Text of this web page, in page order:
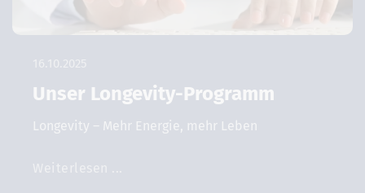
Unser Longevity-Programm
Longevity – Mehr Energie, mehr Leben